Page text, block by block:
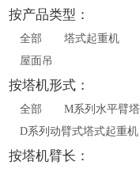
按产品类型：
全部 塔式起重机
屋面吊
按塔机形式：
全部 M系列水平臂
D系列动臂式塔式起重机
按塔机臂长：